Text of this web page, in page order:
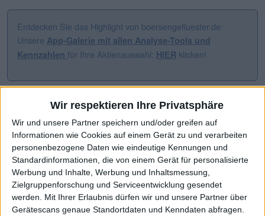
Wir respektieren Ihre Privatsphäre
Wir und unsere Partner speichern und/oder greifen auf
Informationen wie Cookies auf einem Gerät zu und verarbeiten
personenbezogene Daten wie eindeutige Kennungen und
Standardinformationen, die von einem Gerät für personalisierte
Werbung und Inhalte, Werbung und Inhaltsmessung,
Zielgruppenforschung und Serviceentwicklung gesendet
werden. Mit Ihrer Erlaubnis dürfen wir und unsere Partner über
Gerätescans genaue Standortdaten und Kenndaten abfragen.
Entdecken Sie das Highlight von boersengefluester.de:
Unsere App-Galerie mit allen Analyse-Tools und
Kennzahlen für Ihre Aktienauswahl: HIER klicken!
CHART-CHECK: MARKET MOVERS